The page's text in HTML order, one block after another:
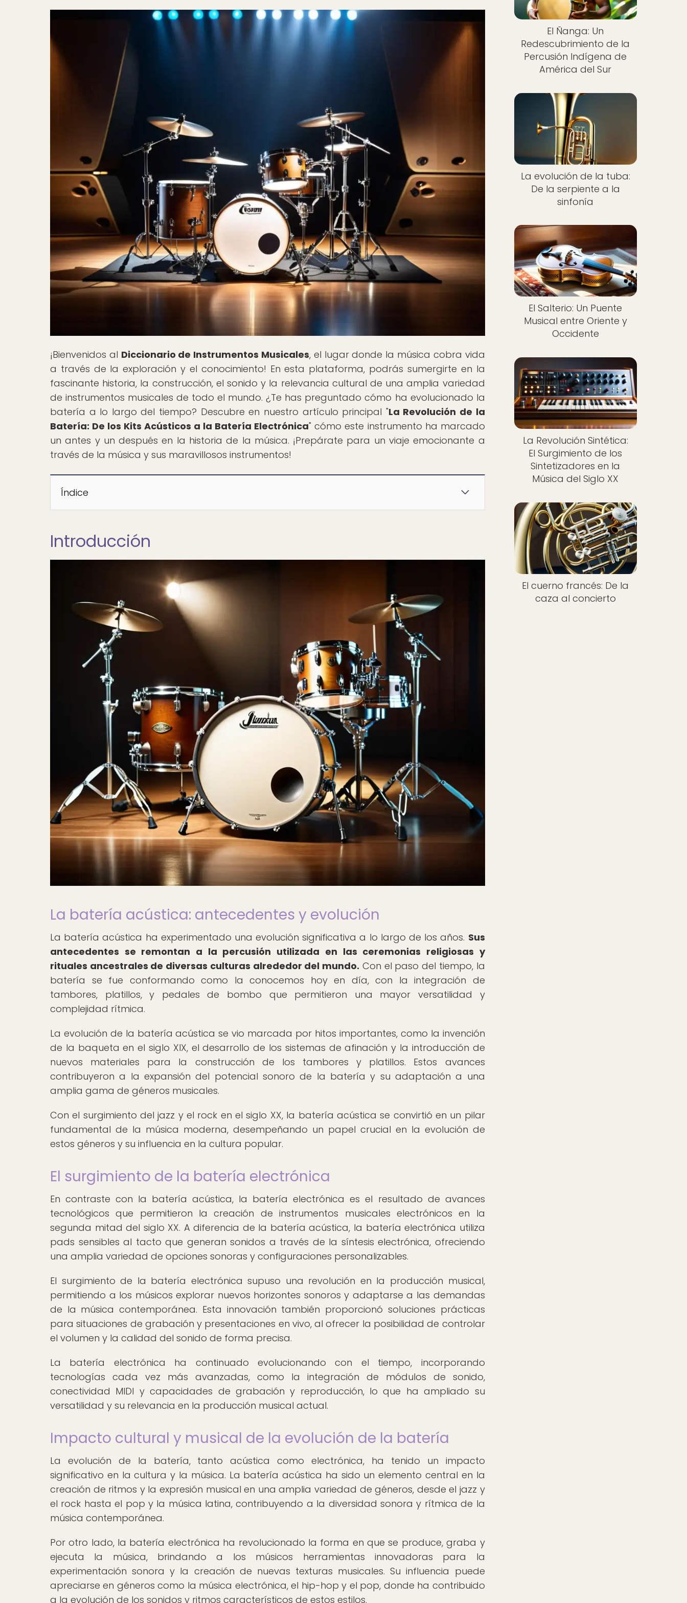
¡Bienvenidos al Diccionario de Instrumentos Musicales, el lugar donde la música cobra vida
a través de la exploración y el conocimiento! En esta plataforma, podrás sumergirte en la
fascinante historia, la construcción, el sonido y la relevancia cultural de una amplia variedad
de instrumentos musicales de todo el mundo. ¿Te has preguntado cómo ha evolucionado la
batería a lo largo del tiempo? Descubre en nuestro artículo principal "La Revolución de la
Batería: De los Kits Acústicos a la Batería Electrónica" cómo este instrumento ha marcado
un antes y un después en la historia de la música. ¡Prepárate para un viaje emocionante a
través de la música y sus maravillosos instrumentos!
Índice
Introducción
La batería acústica: antecedentes y evolución
La batería acústica ha experimentado una evolución significativa a lo largo de los años. Sus
antecedentes se remontan a la percusión utilizada en las ceremonias religiosas y
rituales ancestrales de diversas culturas alrededor del mundo. Con el paso del tiempo, la
batería se fue conformando como la conocemos hoy en día, con la integración de
tambores, platillos, y pedales de bombo que permitieron una mayor versatilidad y
complejidad rítmica.
La evolución de la batería acústica se vio marcada por hitos importantes, como la invención
de la baqueta en el siglo XIX, el desarrollo de los sistemas de afinación y la introducción de
nuevos materiales para la construcción de los tambores y platillos. Estos avances
contribuyeron a la expansión del potencial sonoro de la batería y su adaptación a una
amplia gama de géneros musicales.
Con el surgimiento del jazz y el rock en el siglo XX, la batería acústica se convirtió en un pilar
fundamental de la música moderna, desempeñando un papel crucial en la evolución de
estos géneros y su influencia en la cultura popular.
El surgimiento de la batería electrónica
En contraste con la batería acústica, la batería electrónica es el resultado de avances
tecnológicos que permitieron la creación de instrumentos musicales electrónicos en la
segunda mitad del siglo XX. A diferencia de la batería acústica, la batería electrónica utiliza
pads sensibles al tacto que generan sonidos a través de la síntesis electrónica, ofreciendo
una amplia variedad de opciones sonoras y configuraciones personalizables.
El surgimiento de la batería electrónica supuso una revolución en la producción musical,
permitiendo a los músicos explorar nuevos horizontes sonoros y adaptarse a las demandas
de la música contemporánea. Esta innovación también proporcionó soluciones prácticas
para situaciones de grabación y presentaciones en vivo, al ofrecer la posibilidad de controlar
el volumen y la calidad del sonido de forma precisa.
La batería electrónica ha continuado evolucionando con el tiempo, incorporando
tecnologías cada vez más avanzadas, como la integración de módulos de sonido,
conectividad MIDI y capacidades de grabación y reproducción, lo que ha ampliado su
versatilidad y su relevancia en la producción musical actual.
Impacto cultural y musical de la evolución de la batería
La evolución de la batería, tanto acústica como electrónica, ha tenido un impacto
significativo en la cultura y la música. La batería acústica ha sido un elemento central en la
creación de ritmos y la expresión musical en una amplia variedad de géneros, desde el jazz y
el rock hasta el pop y la música latina, contribuyendo a la diversidad sonora y rítmica de la
música contemporánea.
Por otro lado, la batería electrónica ha revolucionado la forma en que se produce, graba y
ejecuta la música, brindando a los músicos herramientas innovadoras para la
experimentación sonora y la creación de nuevas texturas musicales. Su influencia puede
apreciarse en géneros como la música electrónica, el hip-hop y el pop, donde ha contribuido
a la evolución de los sonidos y ritmos característicos de estos estilos.
El Ñanga: Un
Redescubrimiento de la
Percusión Indígena de
América del Sur
La evolución de la tuba:
De la serpiente a la
sinfonía
El Salterio: Un Puente
Musical entre Oriente y
Occidente
La Revolución Sintética:
El Surgimiento de los
Sintetizadores en la
Música del Siglo XX
El cuerno francés: De la
caza al concierto